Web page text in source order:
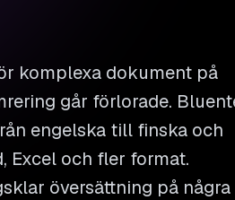
komplexa dokument på
går förlorade.
engelska till finska och
Excel och fler format.
översättning på några